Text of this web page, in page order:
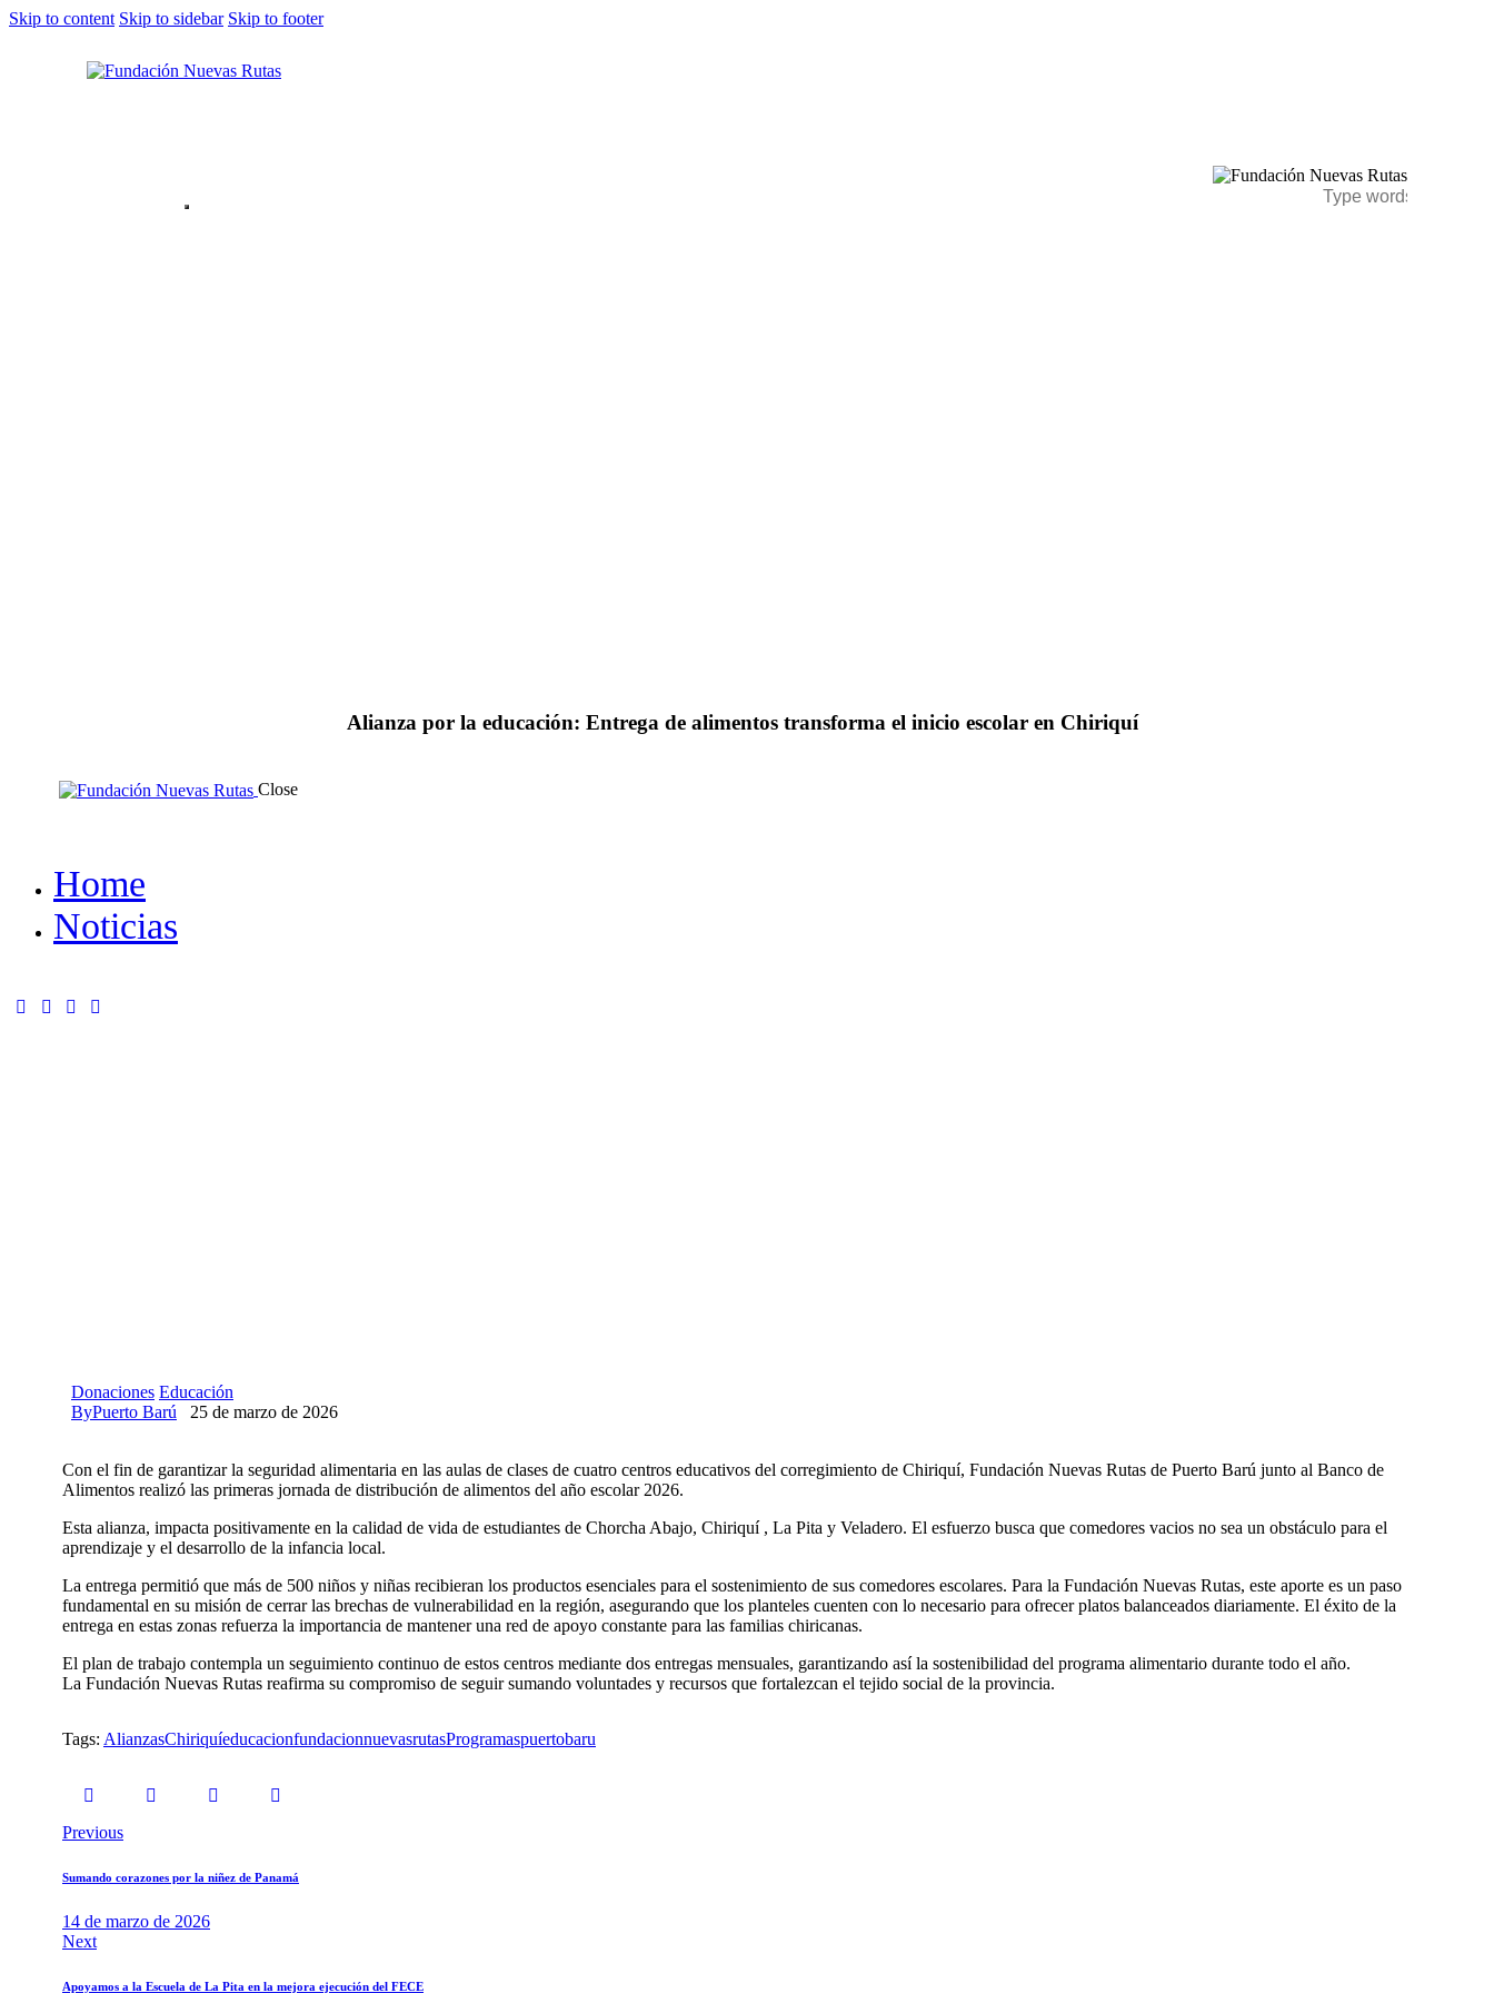
Skip to content Skip to sidebar Skip to footer
Alianza por la educación: Entrega de alimentos transforma el inicio escolar en Chiriquí
Close
Home
Noticias
Donaciones Educación
ByPuerto Barú 25 de marzo de 2026
Con el fin de garantizar la seguridad alimentaria en las aulas de clases de cuatro centros educativos del corregimiento de Chiriquí, Fundación Nuevas Rutas de Puerto Barú junto al Banco de
Alimentos realizó las primeras jornada de distribución de alimentos del año escolar 2026.
Esta alianza, impacta positivamente en la calidad de vida de estudiantes de Chorcha Abajo, Chiriquí , La Pita y Veladero. El esfuerzo busca que comedores vacios no sea un obstáculo para el
aprendizaje y el desarrollo de la infancia local.
La entrega permitió que más de 500 niños y niñas recibieran los productos esenciales para el sostenimiento de sus comedores escolares. Para la Fundación Nuevas Rutas, este aporte es un paso
fundamental en su misión de cerrar las brechas de vulnerabilidad en la región, asegurando que los planteles cuenten con lo necesario para ofrecer platos balanceados diariamente. El éxito de la
entrega en estas zonas refuerza la importancia de mantener una red de apoyo constante para las familias chiricanas.
El plan de trabajo contempla un seguimiento continuo de estos centros mediante dos entregas mensuales, garantizando así la sostenibilidad del programa alimentario durante todo el año.
La Fundación Nuevas Rutas reafirma su compromiso de seguir sumando voluntades y recursos que fortalezcan el tejido social de la provincia.
Tags: AlianzasChiriquíeducacionfundacionnuevasrutasProgramaspuertobaru
Navegación
de
Previous
Sumando corazones por la niñez de Panamá
14 de marzo de 2026
Next
Apoyamos a la Escuela de La Pita en la mejora ejecución del FECE